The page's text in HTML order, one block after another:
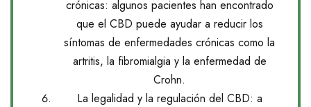
crónicas: algunos pacientes han encontrado
que el CBD puede ayudar a reducir los
síntomas de enfermedades crónicas como la
artritis, la fibromialgia y la enfermedad de
Crohn.
La legalidad y la regulación del CBD: a